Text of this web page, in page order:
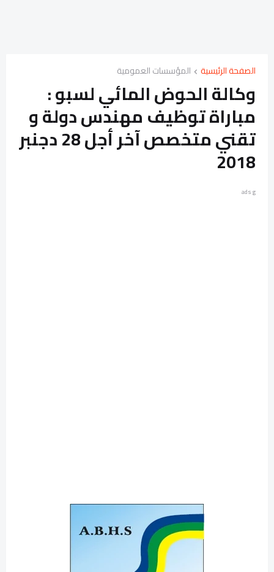
الصفحة الرئيسية المؤسسات العمومية
وكالة الحوض المائي لسبو :
مباراة توظيف مهندس دولة و
تقني متخصص آخر أجل 28 دجنبر
2018
ads g